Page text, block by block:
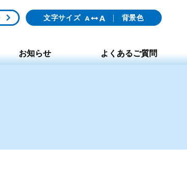
文字サイズ 背景色
お知らせ よくあるご質問